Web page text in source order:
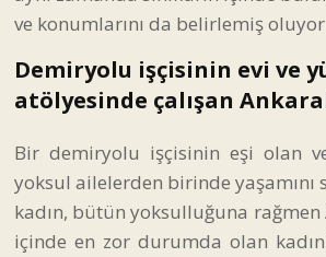
ve konumlarını da belirlemiş
Demiryolu işçisinin evi ve
atölyesinde çalışan
Bir demiryolu işçisinin eşi olan
yoksul ailelerden birinde
kadın, bütün yoksulluğuna rağmen
içinde en zor durumda olan